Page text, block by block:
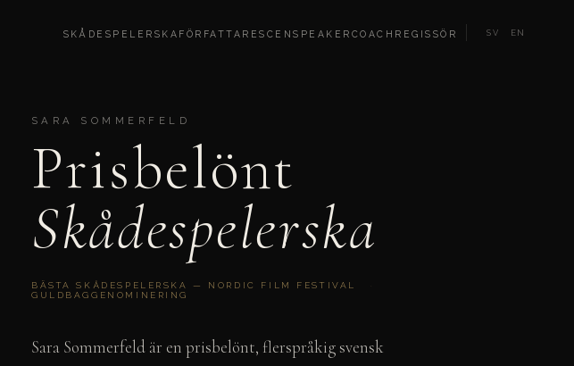
SKÅDESPELERSKA FÖRFATTARESCENSPEAKER COACH REGISSÖR SV EN
SARA SOMMERFELD
Prisbelönt
Skådespelerska
BÄSTA SKÅDESPELERSKA — NORDIC FILM FESTIVAL
GULDBAGGENOMINERING
Sara Sommerfeld är en prisbelönt, flerspråkig svensk